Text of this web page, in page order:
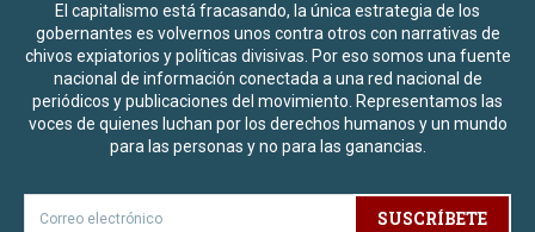
El capitalismo está fracasando, la única estrategia de los
gobernantes es volvernos unos contra otros con narrativas de
chivos expiatorios y políticas divisivas. Por eso somos una fuente
nacional de información conectada a una red nacional de
periódicos y publicaciones del movimiento. Representamos las
voces de quienes luchan por los derechos humanos y un mundo
para las personas y no para las ganancias.
SUSCRÍBETE